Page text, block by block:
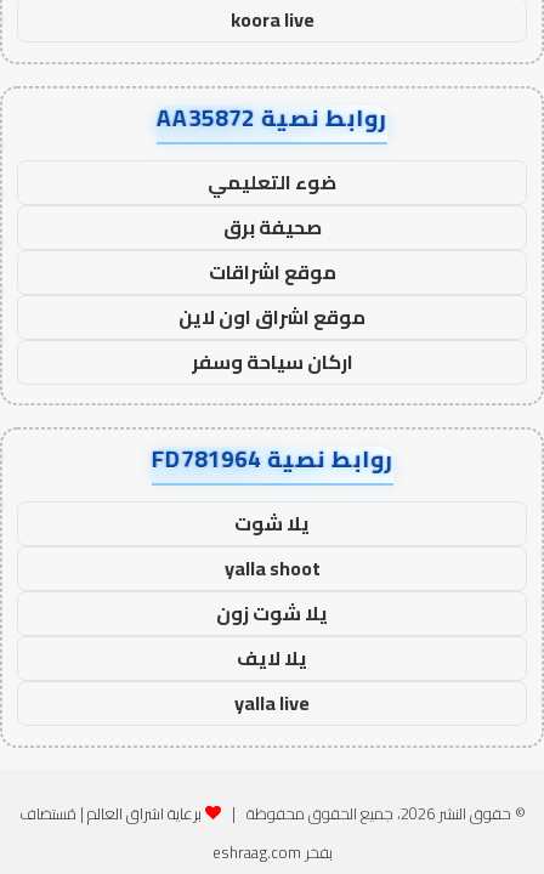
koora live
روابط نصية AA35872
ضوء التعليمي
صحيفة برق
موقع اشراقات
موقع اشراق اون لاين
اركان سياحة وسفر
روابط نصية FD781964
يلا شوت
yalla shoot
يلا شوت زون
يلا لايف
yalla live
© حقوق النشر 2026، جميع الحقوق محفوظة | برعاية اشراق العالم| مُستضاف
بفخر eshraag.com